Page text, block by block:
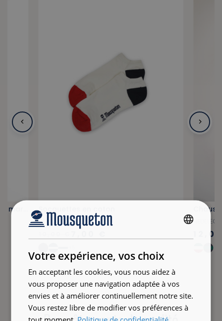
Socquettes en coton
BERLOW
NEDELEG
Votre expérience, vos choix
En acceptant les cookies, vous nous aidez à
vous proposer une navigation adaptée à vos
envies et à améliorer continuellement notre site.
Vous restez libre de modifier vos préférences à